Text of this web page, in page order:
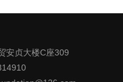
安贞大楼C座309